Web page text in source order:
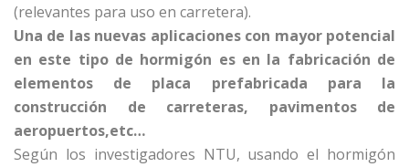
(relevantes para uso en carretera).
Una de las nuevas aplicaciones con mayor potencial
en este tipo de hormigón es en la fabricación de
elementos de placa prefabricada para la
construcción de carreteras, pavimentos de
aeropuertos,etc…
Según los investigadores NTU, usando el hormigón